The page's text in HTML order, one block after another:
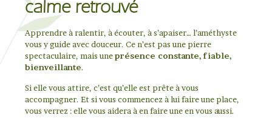
calme retrouvé
Apprendre à ralentir, à écouter, à s’apaiser… l’améthyste
vous y guide avec douceur. Ce n’est pas une pierre
spectaculaire, mais uneprésence constante, fiable,
bienveillante.
Si elle vous attire, c’est qu’elle est prête à vous
accompagner. Et si vous commencez à lui faire une place,
vous verrez : elle vous aidera à en faire une en vous aussi.